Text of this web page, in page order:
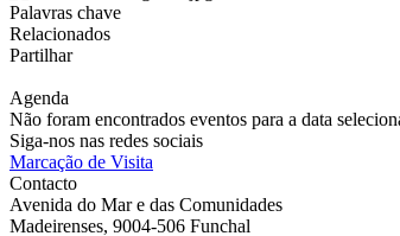
Palavras chave
Relacionados
Partilhar
Agenda
Não foram encontrados eventos para a data
Siga-nos nas redes sociais
Marcação de Visita
Contacto
Avenida do Mar e das Comunidades
Madeirenses, 9004-506 Funchal